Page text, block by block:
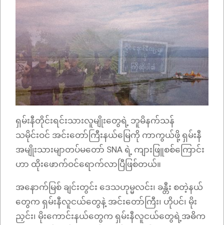
ရှမ်းနီတိုင်းရင်းသားလူမျိုးတွေရဲ့ ဘူမိနက်သန်
သမိုင်းဝင် အင်းတော်ကြီးနယ်မြေကို ကာကွယ်ဖို့ ရှမ်းနီ
အမျိုးသားမျာတပ်မတော် SNA ရဲ့ ကျားဖြူစစ်ကြောင်း
ဟာ ထိုးဖောက်ဝင်ရောက်လာပြီဖြစ်တယ်။
အနောက်မြစ် ချင်းတွင်း‌‌ ဒေသဟုမ္မလင်း၊ ခန္တီး စတဲ့နယ်
တွေက ရှမ်းနီလူငယ်တွေနဲ့ အင်းတော်ကြီး၊ ဟိုပင်၊ မိုး
ညှင်း၊ မိုးကောင်းနယ်တွေက ရှမ်းနီလူငယ်တွေရဲ့အဓိက